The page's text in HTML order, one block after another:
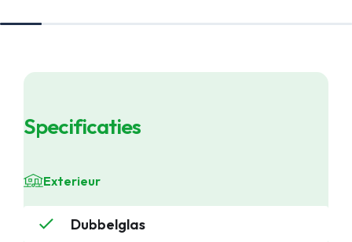
Specificaties
Exterieur
Dubbelglas